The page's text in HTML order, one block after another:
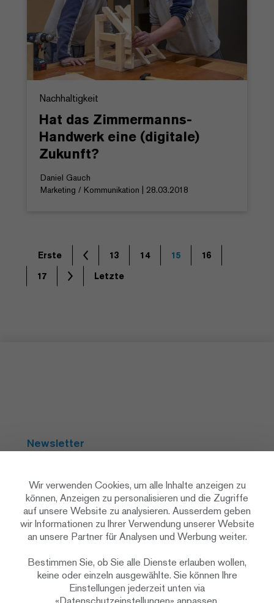
Nachhaltigkeit
Hat das Zimmermanns-
Handwerk eine (digitale)
Zukunft?
Daniel Gauch
Marketing / Kommunikation | 28.03.2018
Erste 13 14 15
16
17
Letzte
Newsletter
Social Media
Wir verwenden Cookies, um alle Inhalte anzeigen zu
können, Anzeigen zu personalisieren und die Zugriffe
auf unsere Website zu analysieren. Ausserdem geben
wir Informationen zu Ihrer Verwendung unserer Website
an unsere Partner für Analysen und Werbung weiter.
Bestimmen Sie, ob Sie alle Dienste erlauben wollen,
keine oder einzeln ausgewählte. Sie können Ihre
Einstellungen jederzeit unten via